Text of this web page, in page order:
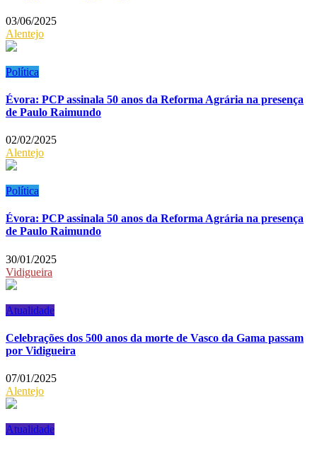
03/06/2025
Alentejo
Política
Évora: PCP assinala 50 anos da Reforma Agrária na presença
de Paulo Raimundo
02/02/2025
Alentejo
Política
Évora: PCP assinala 50 anos da Reforma Agrária na presença
de Paulo Raimundo
30/01/2025
Vidigueira
Atualidade
Celebrações dos 500 anos da morte de Vasco da Gama passam
por Vidigueira
07/01/2025
Alentejo
Atualidade